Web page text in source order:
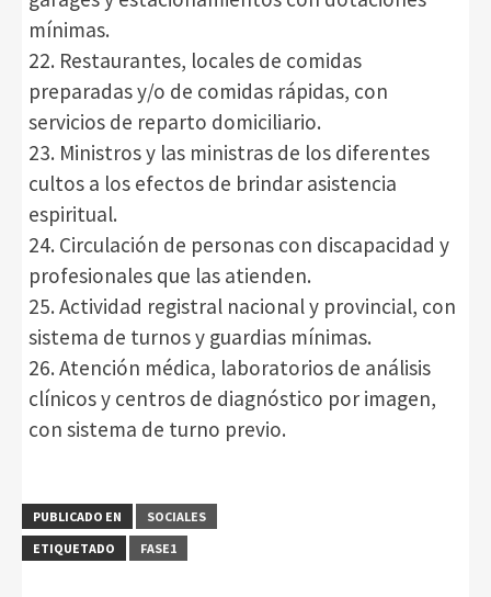
mínimas.
22. Restaurantes, locales de comidas
preparadas y/o de comidas rápidas, con
servicios de reparto domiciliario.
23. Ministros y las ministras de los diferentes
cultos a los efectos de brindar asistencia
espiritual.
24. Circulación de personas con discapacidad y
profesionales que las atienden.
25. Actividad registral nacional y provincial, con
sistema de turnos y guardias mínimas.
26. Atención médica, laboratorios de análisis
clínicos y centros de diagnóstico por imagen,
con sistema de turno previo.
PUBLICADO EN
SOCIALES
ETIQUETADO
FASE1